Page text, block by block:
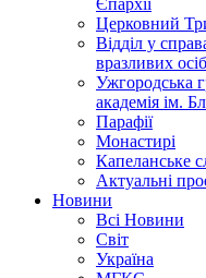
Церковний
Відділ у
вразливих осіб
Ужгородська
академія ім.
Парафії
Монастирі
Капеланське
Актуальні
Новини
Всі Новини
Світ
Україна